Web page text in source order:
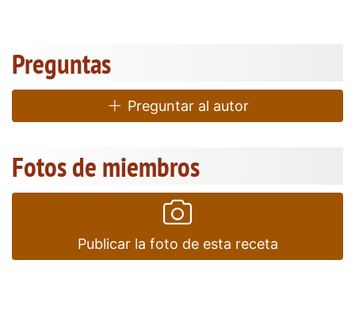
Preguntas
Preguntar al autor
Fotos de miembros
Publicar la foto de esta receta